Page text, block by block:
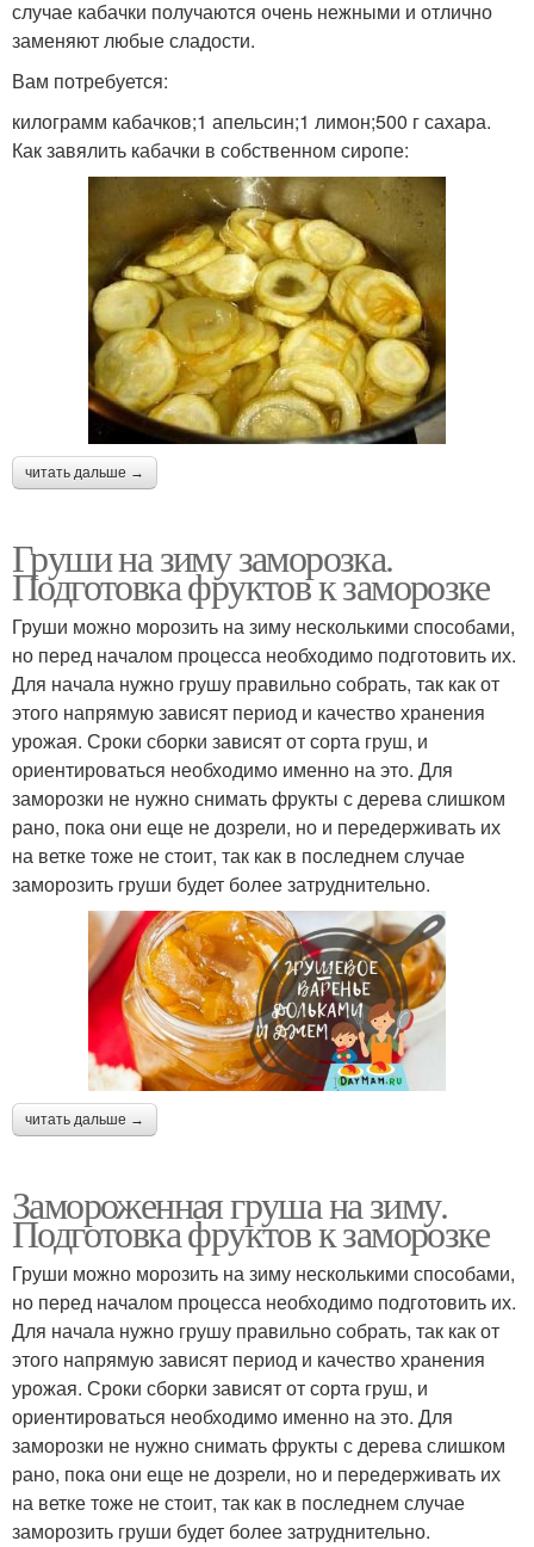
случае кабачки получаются очень нежными и отлично
заменяют любые сладости.
Вам потребуется:
килограмм кабачков;1 апельсин;1 лимон;500 г сахара.
Как завялить кабачки в собственном сиропе:
читать дальше →
Груши на зиму заморозка.
Подготовка фруктов к заморозке
Груши можно морозить на зиму несколькими способами,
но перед началом процесса необходимо подготовить их.
Для начала нужно грушу правильно собрать, так как от
этого напрямую зависят период и качество хранения
урожая. Сроки сборки зависят от сорта груш, и
ориентироваться необходимо именно на это. Для
заморозки не нужно снимать фрукты с дерева слишком
рано, пока они еще не дозрели, но и передерживать их
на ветке тоже не стоит, так как в последнем случае
заморозить груши будет более затруднительно.
читать дальше →
Замороженная груша на зиму.
Подготовка фруктов к заморозке
Груши можно морозить на зиму несколькими способами,
но перед началом процесса необходимо подготовить их.
Для начала нужно грушу правильно собрать, так как от
этого напрямую зависят период и качество хранения
урожая. Сроки сборки зависят от сорта груш, и
ориентироваться необходимо именно на это. Для
заморозки не нужно снимать фрукты с дерева слишком
рано, пока они еще не дозрели, но и передерживать их
на ветке тоже не стоит, так как в последнем случае
заморозить груши будет более затруднительно.